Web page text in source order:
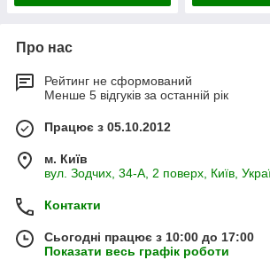
Про нас
Рейтинг не сформований
Менше 5 відгуків за останній рік
Працює з 05.10.2012
м. Київ
вул. Зодчих, 34-А, 2 поверх, Київ,
Контакти
Сьогодні працює з 10:00 до 17:00
Показати весь графік роботи